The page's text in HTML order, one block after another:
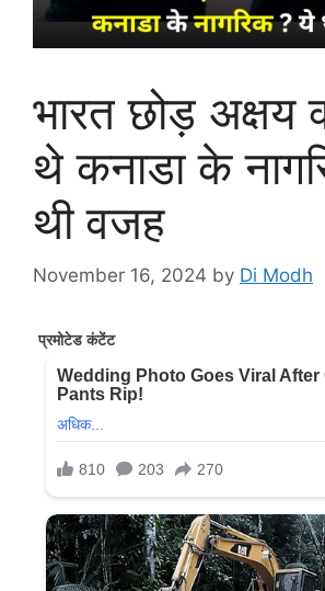
भारत छोड़ अक्षय
थे कनाडा के
थी वजह
November 16, 2024 by Di Modh